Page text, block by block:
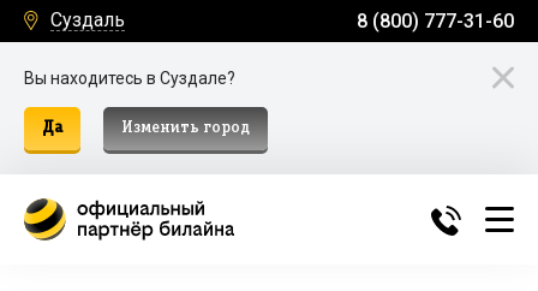
Суздаль 8 (800) 777-31-60
Вы находитесь в Суздале?
Да Изменить город